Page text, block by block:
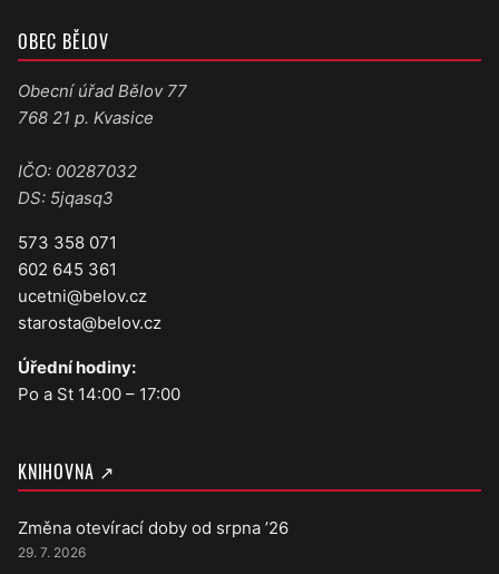
OBEC BĚLOV
Obecní úřad Bělov 77
768 21 p. Kvasice
IČO: 00287032
DS: 5jqasq3
573 358 071
602 645 361
ucetni@belov.cz
starosta@belov.cz
Úřední hodiny:
Po a St 14:00 – 17:00
KNIHOVNA ↗
Změna otevírací doby od srpna ’26
29. 7. 2026